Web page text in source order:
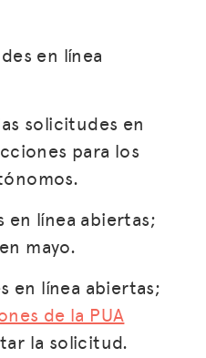
en línea
solicitudes en
para los
en línea abiertas;
mayo.
en línea abiertas;
de la PUA
la solicitud.